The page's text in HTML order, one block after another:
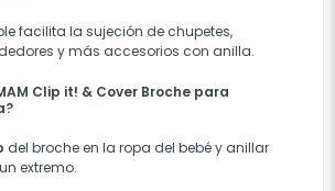
facilita la sujeción de chupetes,
y más accesorios con anilla.
Clip it! & Cover Broche para
del broche en la ropa del bebé y anillar
extremo.